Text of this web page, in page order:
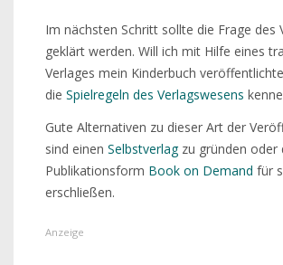
Im nächsten Schritt sollte die Frage des
geklärt werden. Will ich mit Hilfe eines
Verlages mein Kinderbuch
die Spielregeln des Verlagswesens
Gute Alternativen zu dieser Art der
sind einen Selbstverlag zu gründen oder
Publikationsform Book on Demand für
erschließen.